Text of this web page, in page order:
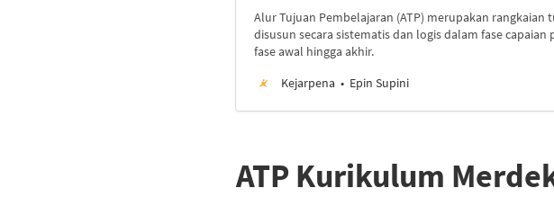
Alur Tujuan Pembelajaran (ATP) merupakan rangkaian
disusun secara sistematis dan logis dalam fase
fase awal hingga akhir.
Kejarpena
Epin Supini
ATP Kurikulum